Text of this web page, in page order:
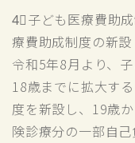
4⃣子ども医療費助
療費助成制度の新設
令和5年8月より、
18歳までに拡大す
度を新設し、19歳
険診療分の一部自